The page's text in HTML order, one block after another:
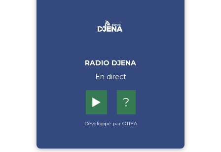
RADIO DJENA
En direct
▶️ ?
Développé par OTIYA